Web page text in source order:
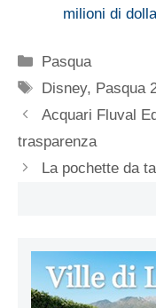
milioni di
Categorie
Pasqua
Tag
Disney, Pasqua
Acquari Fluval
trasparenza
La pochette da